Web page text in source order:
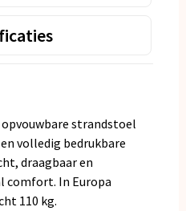
strandstoel
volledig bedrukbare
draagbaar en
comfort. In Europa
110 kg.